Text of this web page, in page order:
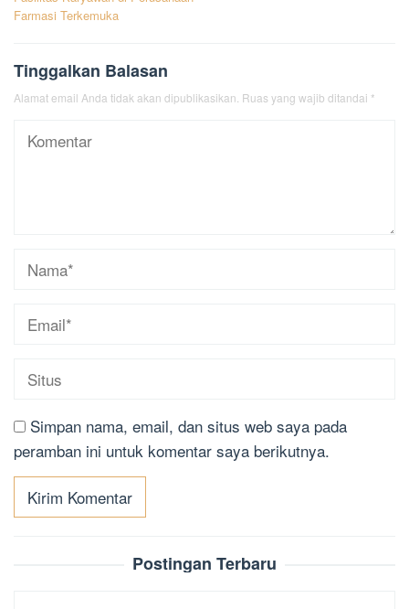
Farmasi Terkemuka
Tinggalkan Balasan
Alamat email Anda tidak akan dipublikasikan. Ruas yang wajib ditandai *
Simpan nama, email, dan situs web saya pada
peramban ini untuk komentar saya berikutnya.
Postingan Terbaru